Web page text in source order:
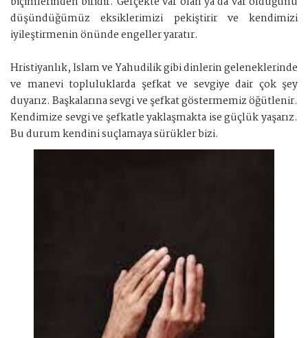
düşündüğümüz eksiklerimizi pekiştirir ve kendimizi
iyileştirmenin önünde engeller yaratır.
Hristiyanlık, İslam ve Yahudilik gibi dinlerin geleneklerinde
ve manevi topluluklarda şefkat ve sevgiye dair çok şey
duyarız. Başkalarına sevgi ve şefkat göstermemiz öğütlenir.
Kendimize sevgi ve şefkatle yaklaşmakta ise güçlük yaşarız.
Bu durum kendini suçlamaya sürükler bizi.